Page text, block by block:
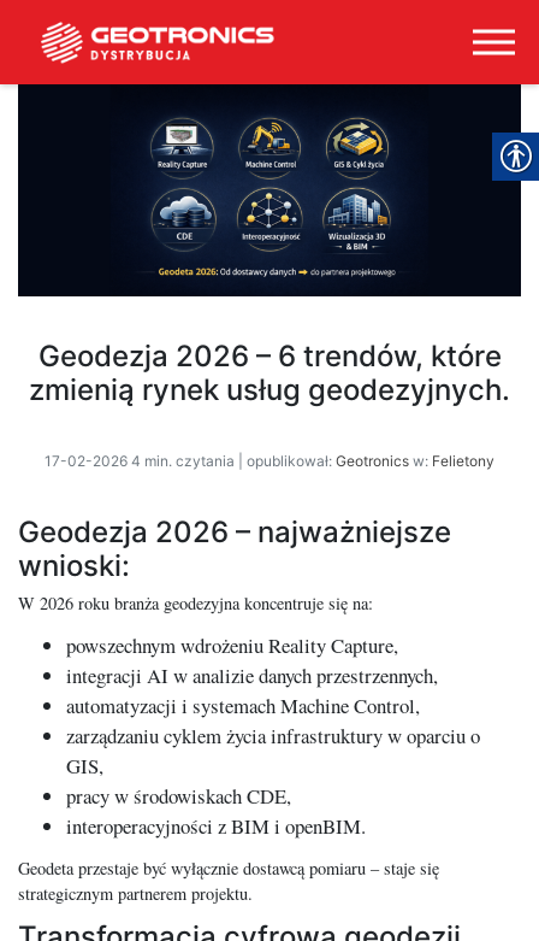
Geodezja 2026 – 6 trendów, które
zmienią rynek usług geodezyjnych.
17-02-2026 4 min. czytania | opublikował: Geotronics w: Felietony
Geodezja 2026 – najważniejsze
wnioski:
W 2026 roku branża geodezyjna koncentruje się na:
powszechnym wdrożeniu Reality Capture,
integracji AI w analizie danych przestrzennych,
automatyzacji i systemach Machine Control,
zarządzaniu cyklem życia infrastruktury w oparciu o
GIS,
pracy w środowiskach CDE,
interoperacyjności z BIM i openBIM.
Geodeta przestaje być wyłącznie dostawcą pomiaru – staje się
strategicznym partnerem projektu.